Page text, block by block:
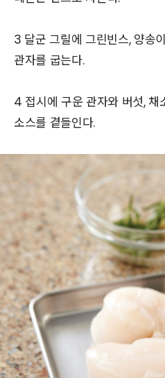
3 달군 그릴에 그린빈스, 양송
관자를 굽는다.
4 접시에 구운 관자와 버섯, 채
소스를 곁들인다.